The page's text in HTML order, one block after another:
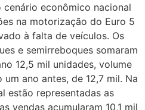
econômico nacional
na motorização do Euro 5
à falta de veículos. Os
e semirreboques somaram
12,5 mil unidades, volume
ano antes, de 12,7 mil. Na
estão representadas as
vendas acumularam 10,1 mil